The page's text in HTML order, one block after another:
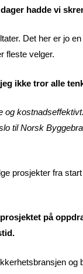
hadde vi
Det her er jo
fleste velger.
ikke tror alle
til Norsk
prosjekter fra
på